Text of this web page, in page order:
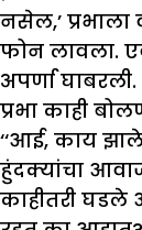
नसेल,’
फोन लावला.
अपर्णा घाबरली.
प्रभा काही
‘‘आई, काय
हुंदक्यांचा
काहीतरी घडले